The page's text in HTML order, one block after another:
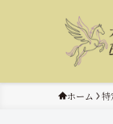
ホーム 特